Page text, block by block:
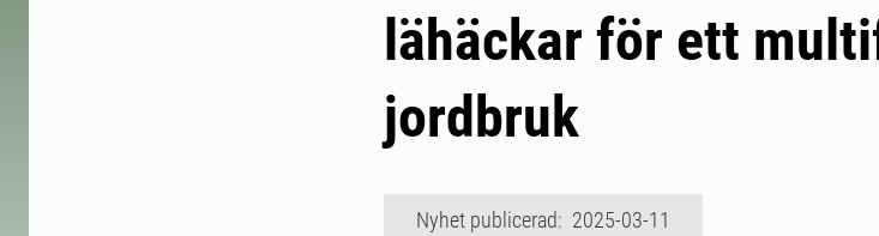
lähäckar för ett
jordbruk
Nyhet publicerad: 2025-03-11